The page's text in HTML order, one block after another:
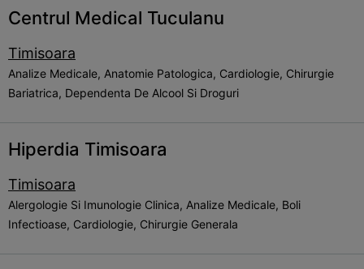
Centrul Medical Tuculanu
Timisoara
Analize Medicale, Anatomie Patologica, Cardiologie, Chirurgie
Bariatrica, Dependenta De Alcool Si Droguri
Hiperdia Timisoara
Timisoara
Alergologie Si Imunologie Clinica, Analize Medicale, Boli
Infectioase, Cardiologie, Chirurgie Generala